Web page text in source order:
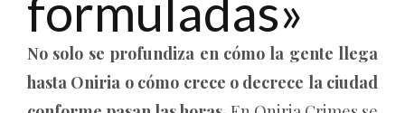
formuladas»
No solo se profundiza en cómo la gente llega
hasta Oniria o cómo crece o decrece la ciudad